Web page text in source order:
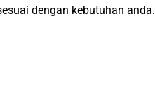
dengan kebutuhan anda.